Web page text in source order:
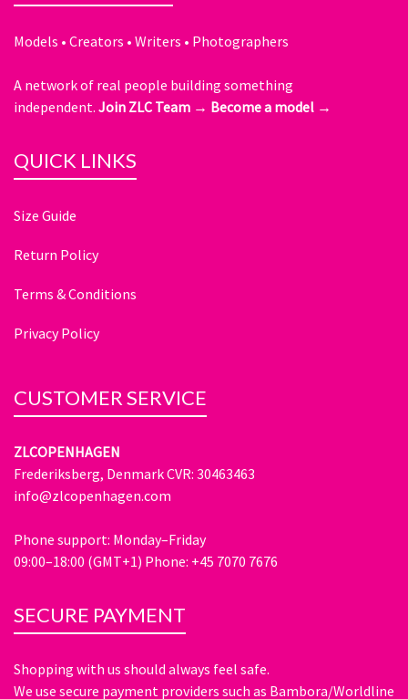
Models • Creators • Writers • Photographers
A network of real people building something
independent. Join ZLC Team → Become a model →
QUICK LINKS
Size Guide
Return Policy
Terms & Conditions
Privacy Policy
CUSTOMER SERVICE
ZLCOPENHAGEN
Frederiksberg, Denmark CVR: 30463463
info@zlcopenhagen.com
Phone support: Monday–Friday
09:00–18:00 (GMT+1) Phone: +45 7070 7676
SECURE PAYMENT
Shopping with us should always feel safe.
We use secure payment providers such as Bambora/Worldline